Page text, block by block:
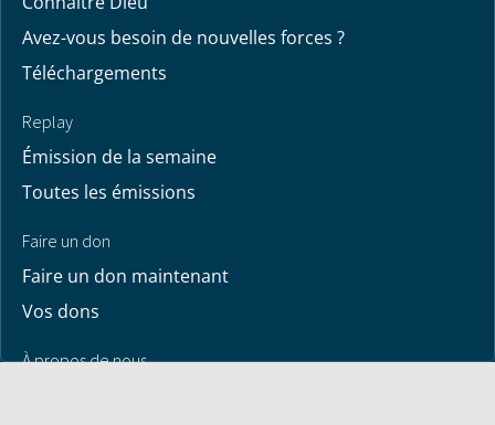
Avez-vous besoin de nouvelles forces ?
Téléchargements
Replay
Émission de la semaine
Toutes les émissions
Faire un don
Faire un don maintenant
Vos dons
À propos de nous